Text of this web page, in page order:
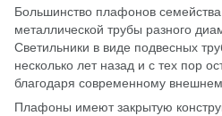
Большинство плафонов семейства
металлической трубы разного
Светильники в виде подвесных
несколько лет назад и с тех пор
благодаря современному
Плафоны имеют закрытую